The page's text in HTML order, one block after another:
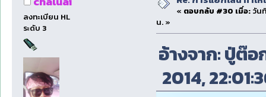
ลงทะเบียน HL
ระดับ 3
« ตอบกลับ #30 เมื่อ:วันที่
น. »
อ้างจาก: ปู่ต๊
2014,